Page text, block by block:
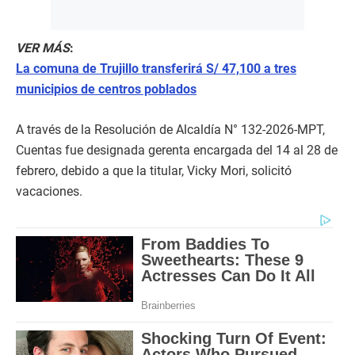
VER MÁS:
La comuna de Trujillo transferirá S/ 47,100 a tres
municipios de centros poblados
A través de la Resolución de Alcaldía N° 132-2026-MPT,
Cuentas fue designada gerenta encargada del 14 al 28 de
febrero, debido a que la titular, Vicky Mori, solicitó
vacaciones.